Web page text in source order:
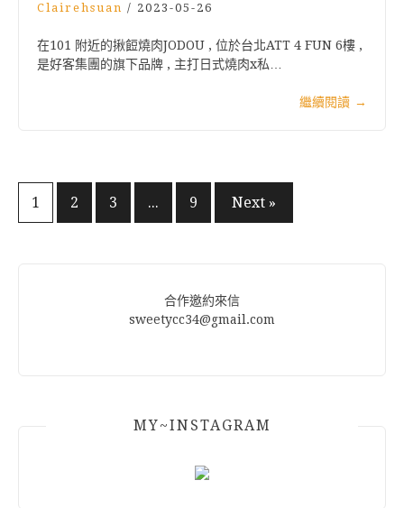
Clairehsuan / 2023-05-26
在101 附近的揪餖燒肉JODOU , 位於台北ATT 4 FUN 6樓 ,
是好客集團的旗下品牌 , 主打日式燒肉x私…
繼續閱讀 →
文
1 2 3 ... 9 Next »
合作邀約來信
sweetycc34@gmail.com
MY~INSTAGRAM